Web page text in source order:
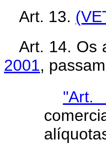
Art. 13.
Art. 14. Os
2001,